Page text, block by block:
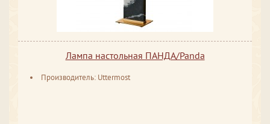
Лампа настольная ПАНДА/Panda
Производитель: Uttermost